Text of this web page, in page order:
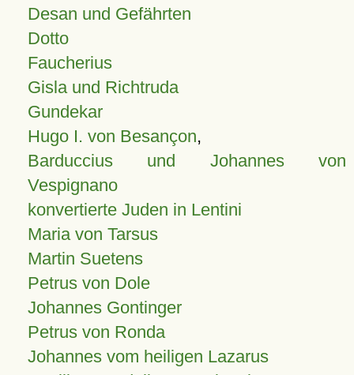
Desan und Gefährten
Dotto
Faucherius
Gisla und Richtruda
Gundekar
Hugo I. von Besançon,
Barduccius und Johannes von
Vespignano
konvertierte Juden in Lentini
Maria von Tarsus
Martin Suetens
Petrus von Dole
Johannes Gontinger
Petrus von Ronda
Johannes vom heiligen Lazarus